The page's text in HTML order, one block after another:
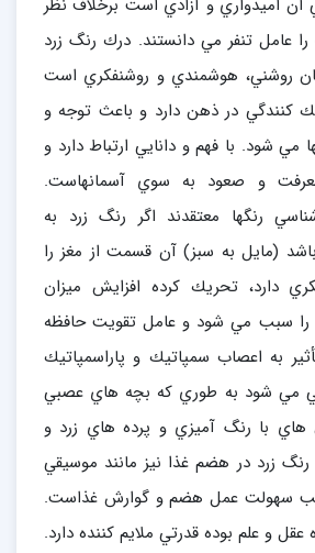
عامل تنفر مي دانستند. درك رنگ زرد
روشني، هوشمندي و روشنفكري است
كنندگي در ذهن دارد و باعث توجه و
مي شود. با فهم و دانايي ارتباط دارد و
و صعود به سوي آسمانهاست.
رنگها معتقدند اگر رنگ زرد به
(مايل به سبز) آن قسمت از مغز را
دارد، تحريك كرده افزايش ميزان
را سبب مي شود و عامل تقويت حافظه
به اعصاب سمپاتيك و پاراسمپاتيك
مي شود به طوري كه بچه هاي عصبي
هاي با رنگ آميزي و پرده هاي زرد و
زرد در هضم غذا نيز مانند موسيقي
سهولت عمل هضم و گوارش غذاست.
و علم بوده قدرتي ملايم كننده دارد.